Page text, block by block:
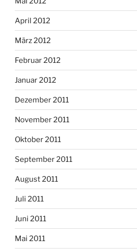
April 2012
März 2012
Februar 2012
Januar 2012
Dezember 2011
November 2011
Oktober 2011
September 2011
August 2011
Juli 2011
Juni 2011
Mai 2011